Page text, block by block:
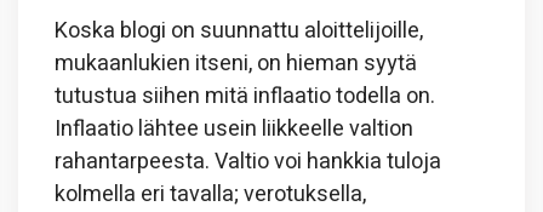
Koska blogi on suunnattu aloittelijoille,
mukaanlukien itseni, on hieman syytä
tutustua siihen mitä inflaatio todella on.
Inflaatio lähtee usein liikkeelle valtion
rahantarpeesta. Valtio voi hankkia tuloja
kolmella eri tavalla; verotuksella,